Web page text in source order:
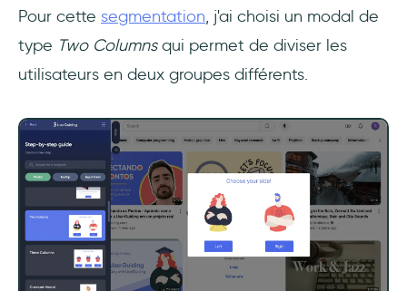
Pour cette segmentation, j'ai choisi un modal de
type Two Columnsqui permet de diviser les
utilisateurs en deux groupes différents.